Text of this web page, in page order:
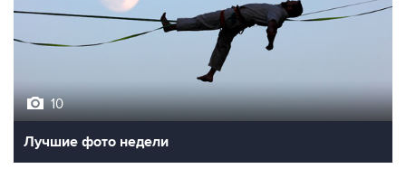
10
Лучшие фото недели